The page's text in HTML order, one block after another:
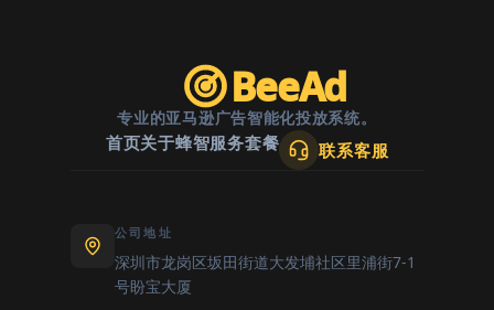
BeeAd
专业的亚马逊广告智能化投放系统。
首页关于蜂智服务套餐 联系客服
公司地址
深圳市龙岗区坂田街道大发埔社区里浦街7-1
号盼宝大厦